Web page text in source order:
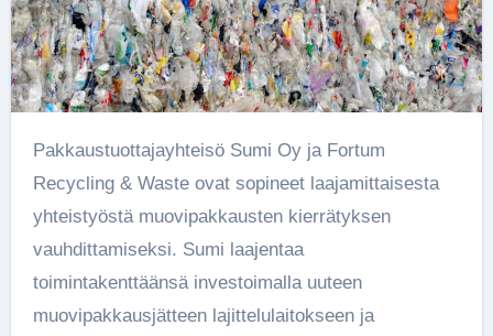
Pakkaustuottajayhteisö Sumi Oy ja Fortum
Recycling & Waste ovat sopineet laajamittaisesta
yhteistyöstä muovipakkausten kierrätyksen
vauhdittamiseksi. Sumi laajentaa
toimintakenttäänsä investoimalla uuteen
muovipakkausjätteen lajittelulaitokseen ja